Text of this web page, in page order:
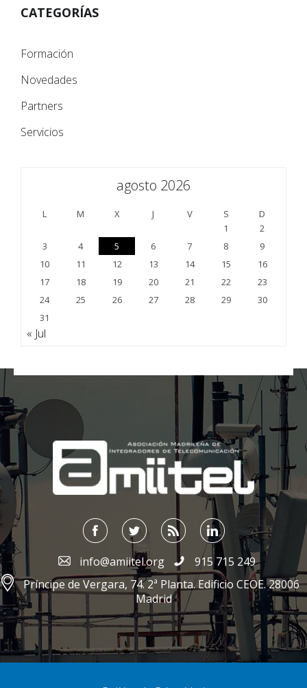
CATEGORÍAS
Formación
Novedades
Partners
Servicios
agosto 2026
L M X J V S
D
1
2
3
4 5 6 7 8
9
10
11 12 13 14 15
16
17
18 19 20 21 22
23
24
25 26 27 28 29
30
31
« Jul
;
info@amiitel.org
915 715 249
Príncipe de Vergara, 74. 2ª Planta. Edificio CEOE. 28006
Madrid